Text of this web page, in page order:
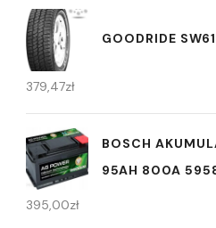
GOODRIDE
379,47zł
BOSCH
95AH 800A
395,00zł